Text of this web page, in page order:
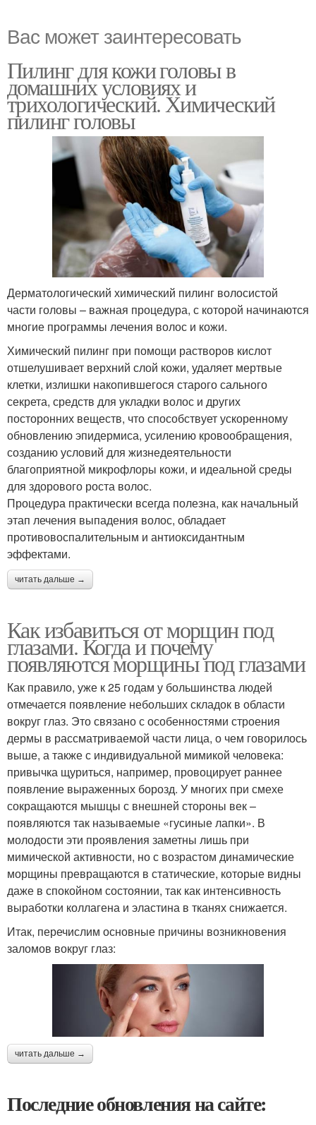
Вас может заинтересовать
Пилинг для кожи головы в
домашних условиях и
трихологический. Химический
пилинг головы
Дерматологический химический пилинг волосистой
части головы – важная процедура, с которой начинаются
многие программы лечения волос и кожи.
Химический пилинг при помощи растворов кислот
отшелушивает верхний слой кожи, удаляет мертвые
клетки, излишки накопившегося старого сального
секрета, средств для укладки волос и других
посторонних веществ, что способствует ускоренному
обновлению эпидермиса, усилению кровообращения,
созданию условий для жизнедеятельности
благоприятной микрофлоры кожи, и идеальной среды
для здорового роста волос.
Процедура практически всегда полезна, как начальный
этап лечения выпадения волос, обладает
противовоспалительным и антиоксидантным
эффектами.
читать дальше →
Как избавиться от морщин под
глазами. Когда и почему
появляются морщины под глазами
Как правило, уже к 25 годам у большинства людей
отмечается появление небольших складок в области
вокруг глаз. Это связано с особенностями строения
дермы в рассматриваемой части лица, о чем говорилось
выше, а также с индивидуальной мимикой человека:
привычка щуриться, например, провоцирует раннее
появление выраженных борозд. У многих при смехе
сокращаются мышцы с внешней стороны век –
появляются так называемые «гусиные лапки». В
молодости эти проявления заметны лишь при
мимической активности, но с возрастом динамические
морщины превращаются в статические, которые видны
даже в спокойном состоянии, так как интенсивность
выработки коллагена и эластина в тканях снижается.
Итак, перечислим основные причины возникновения
заломов вокруг глаз:
читать дальше →
Последние обновления на сайте: